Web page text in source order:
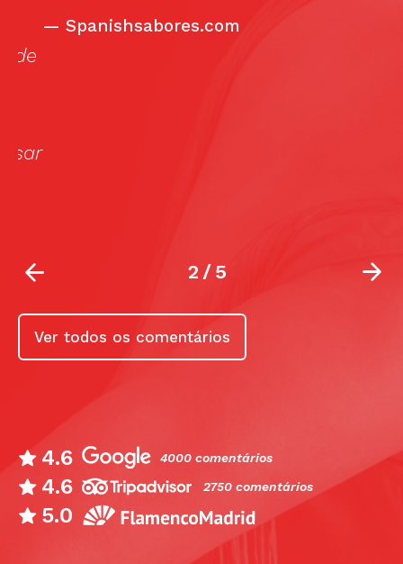
Spanishsabores.com
2/5
Ver todos os comentários
4.6 4000 comentários
4.6 2750 comentários
5.0